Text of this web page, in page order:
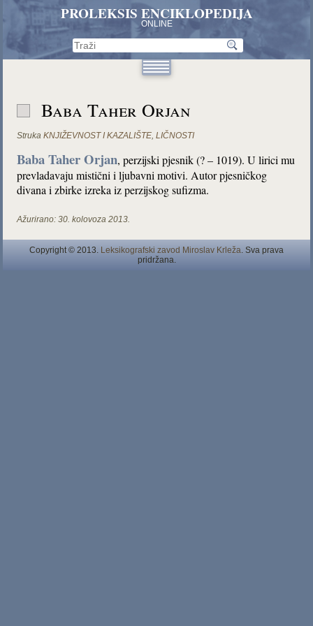
PROLEKSIS ENCIKLOPEDIJA
ONLINE
Baba Taher Orjan
Struka KNJIŽEVNOST I KAZALIŠTE,LIČNOSTI
Baba Taher Orjan, perzijski pjesnik (? – 1019). U lirici mu
prevladavaju mistični i ljubavni motivi. Autor pjesničkog
divana i zbirke izreka iz perzijskog sufizma.
Ažurirano: 30. kolovoza 2013.
Copyright © 2013. Leksikografski zavod Miroslav Krleža. Sva prava
pridržana.